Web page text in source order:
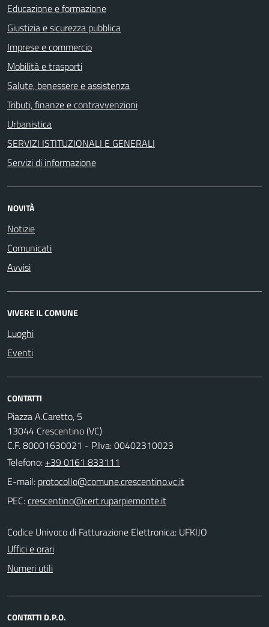
Educazione e formazione
Giustizia e sicurezza pubblica
Imprese e commercio
Mobilità e trasporti
Salute, benessere e assistenza
Tributi, finanze e contravvenzioni
Urbanistica
SERVIZI ISTITUZIONALI E GENERALI
Servizi di informazione
NOVITÀ
Notizie
Comunicati
Avvisi
VIVERE IL COMUNE
Luoghi
Eventi
CONTATTI
Piazza A.Caretto, 5
13044 Crescentino (VC)
C.F. 80001630021 - P.Iva: 00402310023
Telefono: +39 0161 833111
E-mail:
PEC:
Codice Univoco di Fatturazione Elettronica: UFKIJO
Uffici e orari
Numeri utili
CONTATTI D.P.O.